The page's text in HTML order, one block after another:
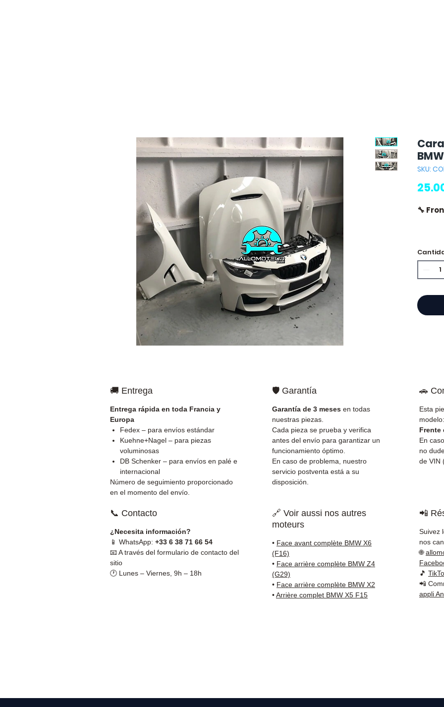
SKU:
🔧
⭐
antes
✅
✅
🚚 Entrega
Entrega rápida en toda Francia y
Europa
Fedex – para envíos estándar
Kuehne+Nagel – para piezas
voluminosas
DB Schenker – para envíos en palé e
internacional
Número de seguimiento proporcionado
en el momento del envío.
🛡️ Garantía
Garantía de 3 meses en todas
nuestras piezas.
Cada pieza se prueba y verifica
antes del envío para garantizar un
funcionamiento óptimo.
En caso de problema, nuestro
servicio postventa está a su
disposición.
🚗
Esta
modelo:
Frente
En
no
de VIN
📞 Contacto
¿Necesita información?
📱 WhatsApp: +33 6 38 71 66 54
📧 A través del formulario de contacto del
sitio
🕐 Lunes – Viernes, 9h – 18h
🔗 Voir aussi nos autres
moteurs
• Face avant complète BMW X6
(F16)
• Face arrière complète BMW Z4
(G29)
• Face arrière complète BMW X2
•Arrière complet BMW X5 F15
📲
Suivez
nos
🌐
🎵
📲
appli